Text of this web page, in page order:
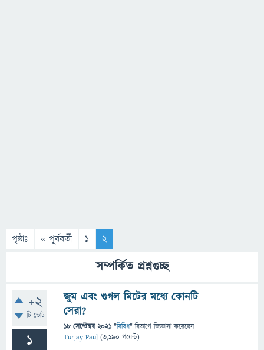
পৃষ্ঠাঃ « পূর্ববর্তী 1 2
সম্পর্কিত প্রশ্নগুচ্ছ
+2
টি ভোট
1
জুম এবং গুগল মিটের মধ্যে কোনটি
সেরা?
18 সেপ্টেম্বর 2021 "বিবিধ" বিভাগে জিজ্ঞাসাকরেছেন
Turjay Paul (3,190 পয়েন্ট)